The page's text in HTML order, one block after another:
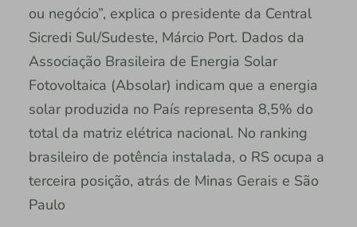
ou negócio”, explica o presidente da Central
Sicredi Sul/Sudeste, Márcio Port. Dados da
Associação Brasileira de Energia Solar
Fotovoltaica (Absolar) indicam que a energia
solar produzida no País representa 8,5% do
total da matriz elétrica nacional. No ranking
brasileiro de potência instalada, o RS ocupa a
terceira posição, atrás de Minas Gerais e São
Paulo